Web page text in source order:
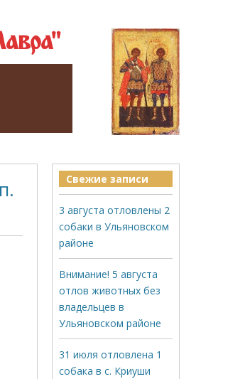
Свежие записи
3 августа отловлены 2
собаки в Ульяновском
районе
Внимание! 5 августа
отлов животных без
владельцев в
Ульяновском районе
31 июля отловлена 1
собака в с. Криуши